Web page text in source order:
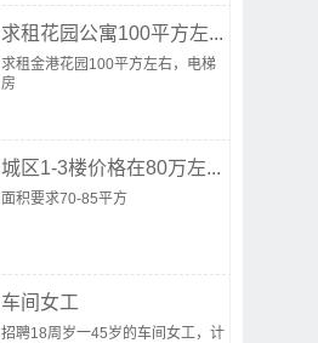
求租花园公寓100平方左...
求租金港花园100平方左右，电梯
房
城区1-3楼价格在80万左...
面积要求70-85平方
车间女工
招聘18周岁一45岁的车间女工，计